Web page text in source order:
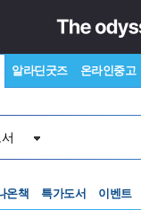
알라딘굿즈 온라인중고
온책 특가도서 이벤트